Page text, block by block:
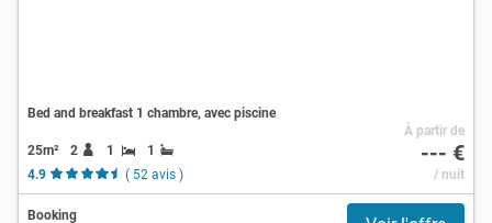
Bed and breakfast 1 chambre, avec piscine
25m² 2 1
1
4.9
( 52 avis )
À partir de
--- €
/ nuit
Booking